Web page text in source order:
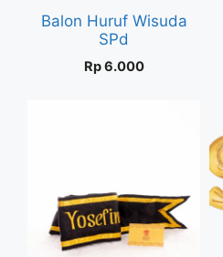
Balon Huruf Wisuda
SPd
Rp6.000